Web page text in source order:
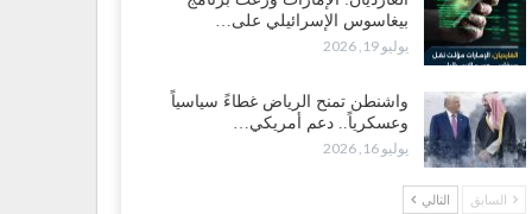
تصعيد غير مسبوق ولأول مرة.. عمرو البيض يهاجم
الثقة معدومة والقوات الجنوبية ستتحرك إذا استمر
3, 2026
تصاعد الخلافات داخل “الرئاسي”.. أعضاء المجلس ينقلبون
العليمي ويلغون قراراته ويضغطون لإقالة مدير…
بيغاسوس الإسرائيلي على…
يوليو 19, 2026
واشنطن تمنح الرياض غطاءً سياسياً
وعسكرياً.. دعم أمريكي…
يوليو 16, 2026
السابق التالي